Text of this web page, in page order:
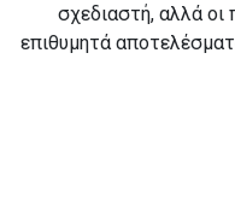
σχεδιαστή, αλλά οι
επιθυμητά